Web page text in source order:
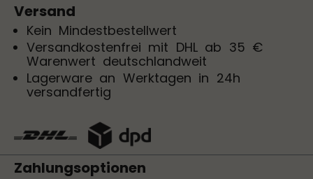
Versand
Kein Mindestbestellwert
Versandkostenfrei mit DHL ab 35 €
Warenwert deutschlandweit
Lagerware an Werktagen in 24h
versandfertig
Zahlungsoptionen